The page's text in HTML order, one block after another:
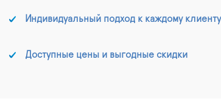
Индивидуальный подход к каждому клиенту
Доступные цены и выгодные скидки